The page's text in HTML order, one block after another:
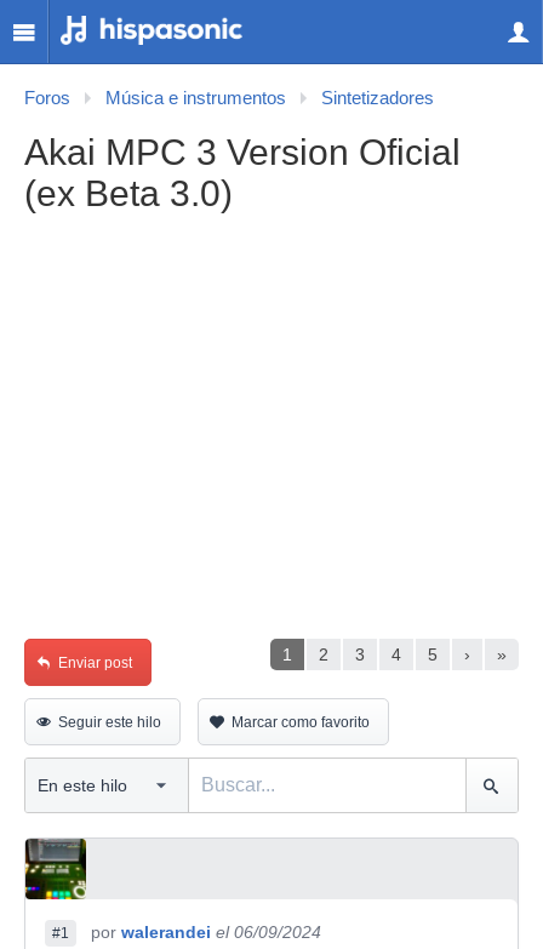
Foros Música e instrumentos Sintetizadores
Akai MPC 3 Version Oficial
(ex Beta 3.0)
1 2 3 4 5 › »
Enviar post
Seguir este hilo Marcar como favorito
#1 por walerandei el 06/09/2024